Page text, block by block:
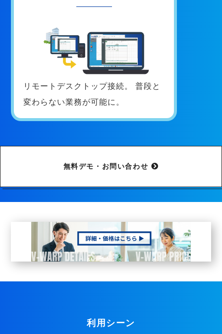
リモートデスクトップ接続。
普段と
変わらない業務が可能に。
無料デモ・お問い合わせ
利用シーン